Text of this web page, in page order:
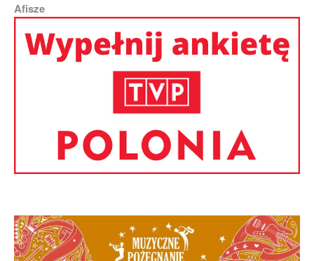
Afisze